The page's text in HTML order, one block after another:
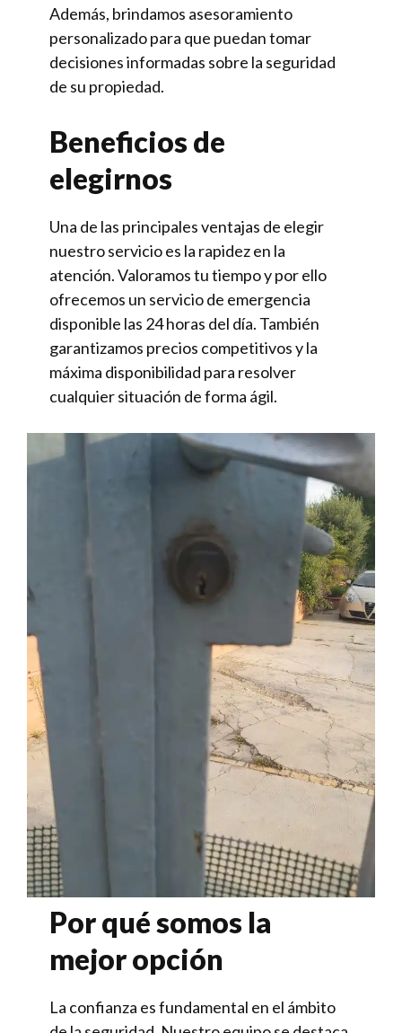
Además, brindamos asesoramiento
personalizado para que puedan tomar
decisiones informadas sobre la seguridad
de su propiedad.
Beneficios de
elegirnos
Una de las principales ventajas de elegir
nuestro servicio es la rapidez en la
atención. Valoramos tu tiempo y por ello
ofrecemos un servicio de emergencia
disponible las 24 horas del día. También
garantizamos precios competitivos y la
máxima disponibilidad para resolver
cualquier situación de forma ágil.
Por qué somos la
mejor opción
La confianza es fundamental en el ámbito